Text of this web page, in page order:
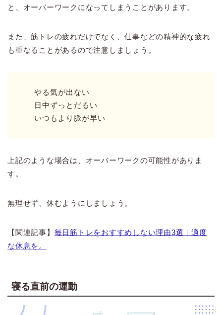
と、オーバーワークになってしまうことがあります。
また、筋トレの疲れだけでなく、仕事などの精神的な疲れ
も重なることがあるので注意しましょう。
やる気が出ない
日中ずっとだるい
いつもより脈が早い
上記のような場合は、オーバーワークの可能性がありま
す。
無理せず、休むようにしましょう。
【関連記事】 毎日筋トレをおすすめしない理由3選｜適度
な休息を。
寝る直前の運動